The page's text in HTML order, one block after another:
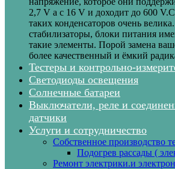
2,7 V а с 16 V и доходит до 600
таких конденсаторов очень
стабилизаторы, блоки питания
такие элементы. Порой замена
более качественный и ёмкий
Тестеры и контрольно-
Светодиоды освещения
Солнечные батареи
Выключатели, реле и
датчики
Услуги и сотрудничество
Собственное производство
Подогрев рассады (
Ремонт электрики.и